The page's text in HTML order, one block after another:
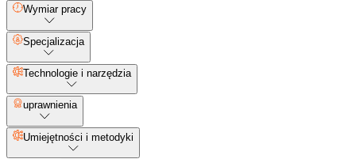
Wymiar pracy
Specjalizacja
Technologie i narzędzia
uprawnienia
Umiejętności i metodyki